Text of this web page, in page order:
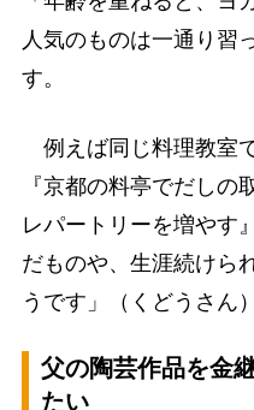
人気のものは一通り習
す。
例えば同じ料理教室
『京都の料亭でだしの
レパートリーを増やす
だものや、生涯続けら
うです」（くどうさん）
父の陶芸作品を金
たい